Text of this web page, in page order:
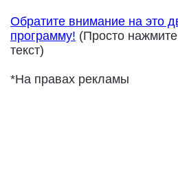
Обратите внимание на это
программу! (Просто
текст)
*На правах рекламы